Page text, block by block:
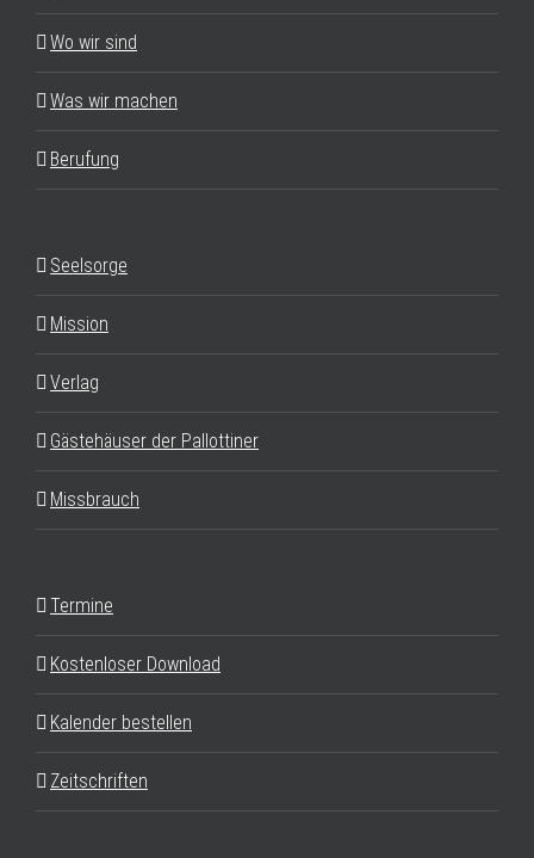
Wo wir sind
Was wir machen
Berufung
Seelsorge
Mission
Verlag
Gästehäuser der Pallottiner
Missbrauch
Termine
Kostenloser Download
Kalender bestellen
Zeitschriften